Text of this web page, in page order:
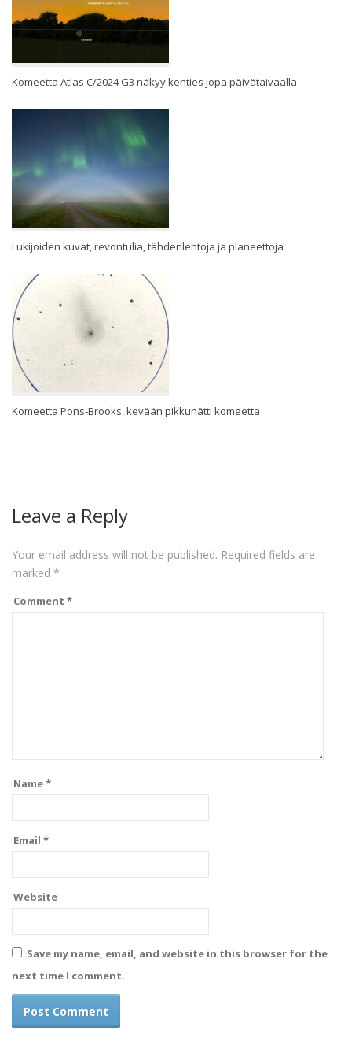
Komeetta Atlas C/2024 G3 näkyy kenties jopa päivätaivaalla
Lukijoiden kuvat, revontulia, tähdenlentoja ja planeettoja
Komeetta Pons-Brooks, kevään pikkunätti komeetta
Leave a Reply
Your email address will not be published. Required fields are
marked *
Comment *
Name*
Email *
Website
Save my name, email, and website in this browser for the
next time I comment.